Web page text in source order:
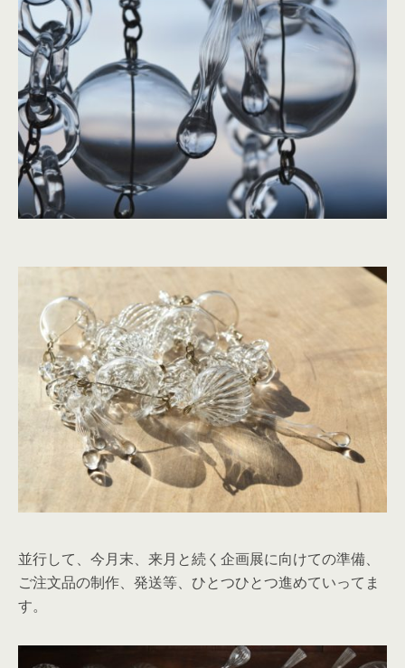
並行して、今月末、来月と続く企画展に向けての準備、
ご注文品の制作、発送等、ひとつひとつ進めていってま
す。